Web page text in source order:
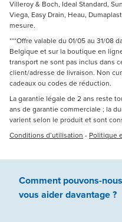
Villeroy & Boch, Ideal Standard,
Viega, Easy Drain, Heau,
mesure.
***Offre valable du 01/05 au 31/08
Belgique et sur la boutique en
transport ne sont pas inclus dans
client/adresse de livraison. Non
cadeaux ou codes de réduction.
La garantie légale de 2 ans reste
ans de garantie commerciale ; la
varient selon le produit et sont
Conditions d’utilisation - Politique
Comment pouvons-nous
vous aiderdavantage ?